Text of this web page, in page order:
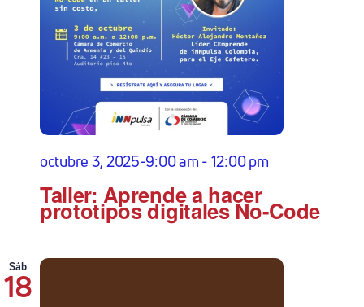
Taller: Aprende a hacer
prototipos digitales No-Code
octubre 3, 2025-9:00 am-12:00 pm
Sáb
18